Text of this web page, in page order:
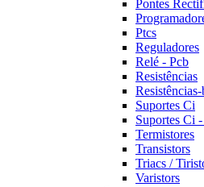
Pontes
Ptcs
Reguladores
Relé - Pcb
Resistências
Suportes Ci
Suportes Ci
Termistores
Transistors
Triacs /
Varistors